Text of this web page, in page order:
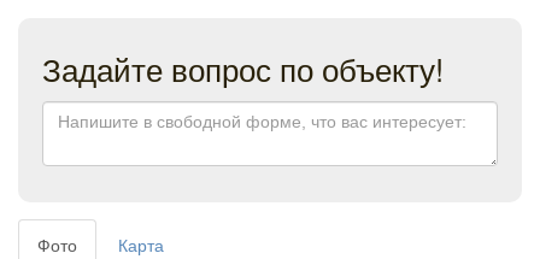
Задайте вопрос по объекту!
Фото Карта